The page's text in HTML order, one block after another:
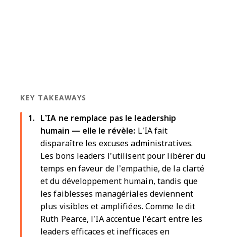
KEY TAKEAWAYS
L’IA ne remplace pas le leadership
humain — elle le révèle: L’IA fait
disparaître les excuses administratives.
Les bons leaders l’utilisent pour libérer du
temps en faveur de l’empathie, de la clarté
et du développement humain, tandis que
les faiblesses managériales deviennent
plus visibles et amplifiées. Comme le dit
Ruth Pearce, l’IA accentue l’écart entre les
leaders efficaces et inefficaces en